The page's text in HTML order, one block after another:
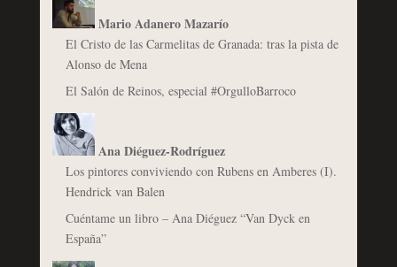
Mario Adanero Mazarío
El Cristo de las Carmelitas de Granada: tras la pista de
Alonso de Mena
El Salón de Reinos, especial #OrgulloBarroco
Ana Diéguez-Rodríguez
Los pintores conviviendo con Rubens en Amberes (I).
Hendrick van Balen
Cuéntame un libro – Ana Diéguez “Van Dyck en
España”